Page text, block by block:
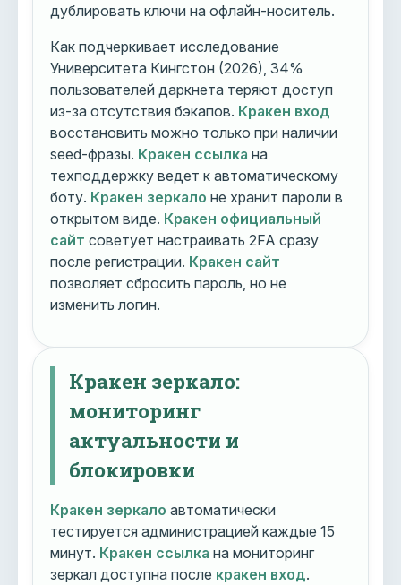
дублировать ключи на офлайн-носитель.
Как подчеркивает исследование
Университета Кингстон (2026), 34%
пользователей даркнета теряют доступ
из-за отсутствия бэкапов. Кракен вход
восстановить можно только при наличии
seed-фразы. Кракен ссылка на
техподдержку ведет к автоматическому
боту. Кракен зеркало не хранит пароли в
открытом виде. Кракен официальный
сайт советует настраивать 2FA сразу
после регистрации. Кракен сайт
позволяет сбросить пароль, но не
изменить логин.
Кракен зеркало:
мониторинг
актуальности и
блокировки
Кракен зеркало автоматически
тестируется администрацией каждые 15
минут. Кракен ссылка на мониторинг
зеркал доступна после кракен вход.